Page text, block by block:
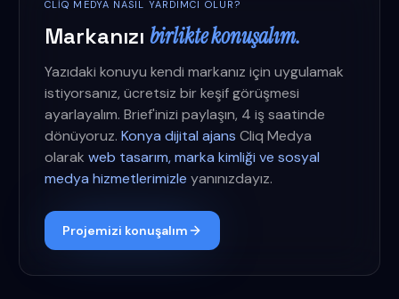
CLIQ MEDYA NASIL YARDIMCI OLUR?
Markanızı birlikte konuşalım.
Yazıdaki konuyu kendi markanız için uygulamak
istiyorsanız, ücretsiz bir keşif görüşmesi
ayarlayalım. Brief'inizi paylaşın, 4 iş saatinde
dönüyoruz. Konya dijital ajans Cliq Medya
olarak web tasarım, marka kimliği ve sosyal
medya hizmetlerimizle yanınızdayız.
Projemizi konuşalım